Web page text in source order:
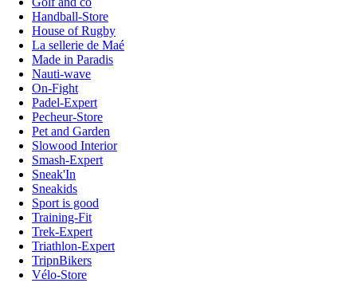
Handball-Store
House of Rugby
La sellerie de Maé
Made in Paradis
Nauti-wave
On-Fight
Padel-Expert
Pecheur-Store
Pet and Garden
Slowood Interior
Smash-Expert
Sneak'In
Sneakids
Sport is good
Training-Fit
Trek-Expert
Triathlon-Expert
TripnBikers
Vélo-Store